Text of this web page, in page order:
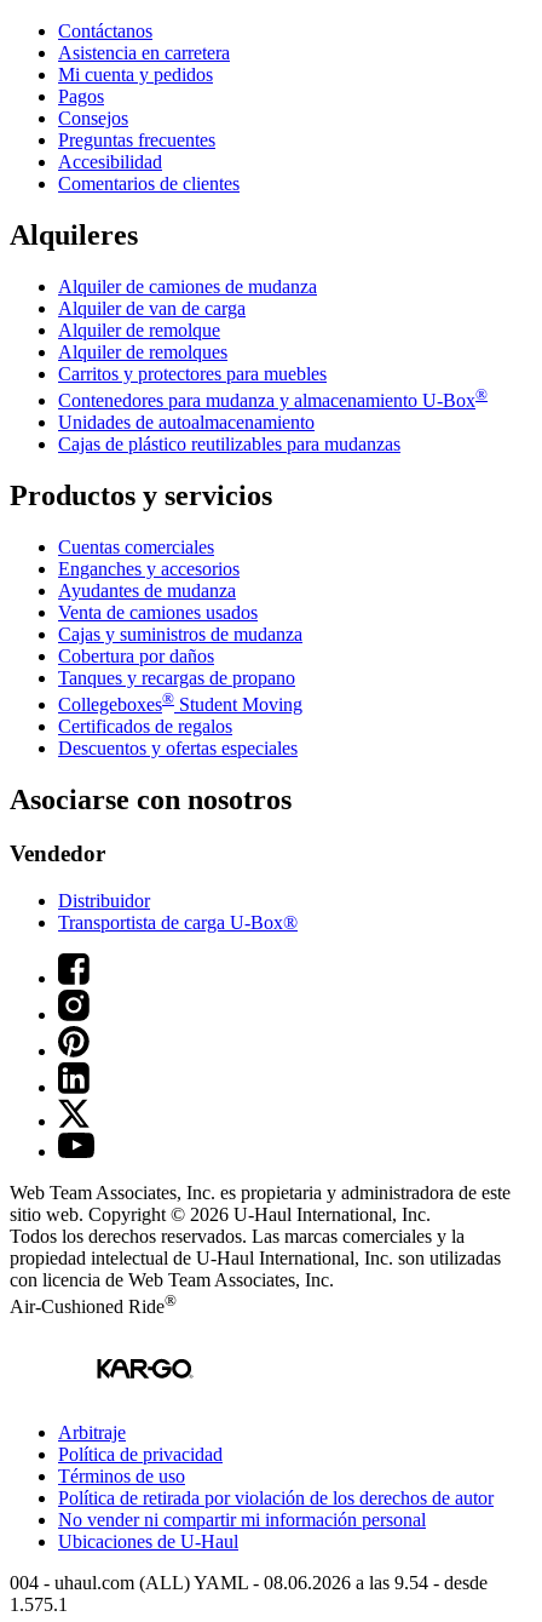
Contáctanos
Asistencia en carretera
Mi cuenta y pedidos
Pagos
Consejos
Preguntas frecuentes
Accesibilidad
Comentarios de clientes
Alquileres
Alquiler de camiones de mudanza
Alquiler de van de carga
Alquiler de remolque
Alquiler de remolques
Carritos y protectores para muebles
Contenedores para mudanza y almacenamiento U-Box®
Unidades de autoalmacenamiento
Cajas de plástico reutilizables para mudanzas
Productos y servicios
Cuentas comerciales
Enganches y accesorios
Ayudantes de mudanza
Venta de camiones usados
Cajas y suministros de mudanza
Cobertura por daños
Tanques y recargas de propano
Collegeboxes® Student Moving
Certificados de regalos
Descuentos y ofertas especiales
Asociarse con nosotros
Vendedor
Distribuidor
Transportista de carga U-Box®
Web Team Associates, Inc. es propietaria y administradora de este
sitio web. Copyright © 2026 U-Haul International, Inc.
Todos los derechos reservados. Las marcas comerciales y la
propiedad intelectual de U-Haul International, Inc. son utilizadas
con licencia de Web Team Associates, Inc.
Air-Cushioned Ride®
Arbitraje
Política de privacidad
Términos de uso
Política de retirada por violación de los derechos de autor
No vender ni compartir mi información personal
Ubicaciones de U-Haul
004 - uhaul.com (ALL) YAML - 08.06.2026 a las 9.54 - desde
1.575.1